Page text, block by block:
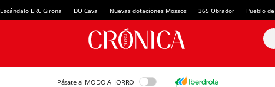
Escándalo ERC Girona DO Cava Nuevas dotaciones Mossos 365 Obrador Pueblo
Pásate al MODO AHORRO